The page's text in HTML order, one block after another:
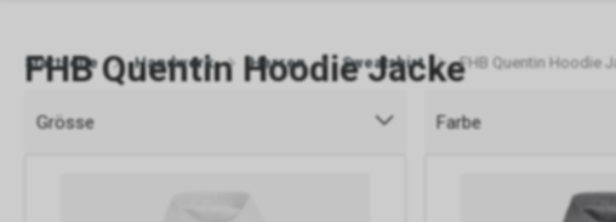
Startseite Handwerk Herren Sweatshirt FHB Quentin Hoodie
FHB Quentin Hoodie Jacke
Grösse Farbe